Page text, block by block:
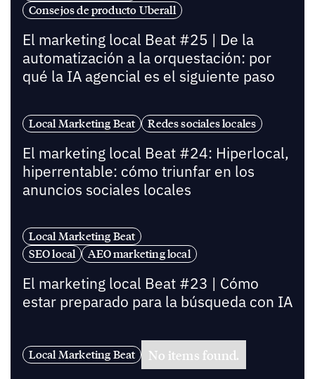
Consejos de producto Uberall
El marketing local Beat #25 | De la
automatización a la orquestación: por
qué la IA agencial es el siguiente paso
Local Marketing Beat Redes sociales locales
El marketing local Beat #24: Hiperlocal,
hiperrentable: cómo triunfar en los
anuncios sociales locales
Local Marketing Beat
SEO local
AEO marketing local
El marketing local Beat #23 | Cómo
estar preparado para la búsqueda con IA
Local Marketing Beat No items found.